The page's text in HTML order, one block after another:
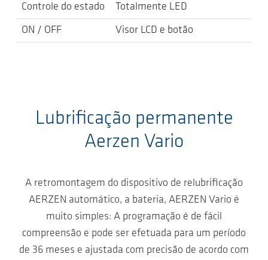
Controle do estado Totalmente LED
ON / OFF Visor LCD e botão
Lubrificação permanente
Aerzen Vario
A retromontagem do dispositivo de relubrificação
AERZEN automático, a bateria, AERZEN Vario é
muito simples: A programação é de fácil
compreensão e pode ser efetuada para um período
de 36 meses e ajustada com precisão de acordo com